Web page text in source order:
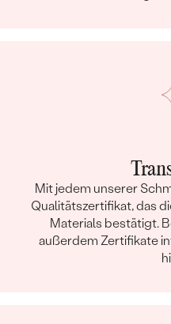
Mit jedem unserer
Qualitätszertifikat, das
Materials bestätigt.
außerdem Zertifikate